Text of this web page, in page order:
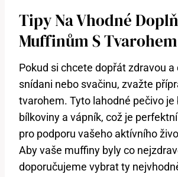
Tipy Na Vhodné
Muffinům S Tvarohem
Pokud si chcete dopřát zdravou a
snídani nebo svačinu, zvažte
tvarohem. Tyto lahodné pečivo je
bílkoviny a vápník, což je
pro podporu vašeho aktívního
Aby vaše muffiny byly co
doporučujeme vybrat ty